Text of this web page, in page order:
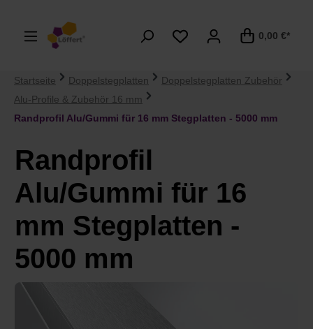
0,00 €*
Startseite Doppelstegplatten
Doppelstegplatten Zubehör
Alu-Profile & Zubehör 16 mm
Randprofil Alu/Gummi für 16 mm Stegplatten - 5000 mm
Randprofil
Alu/Gummi für 16
mm Stegplatten -
5000 mm
Bildergalerie überspringen